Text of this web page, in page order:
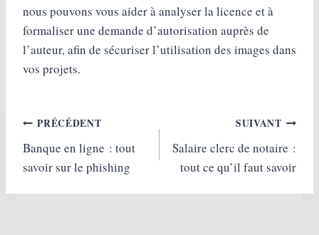
nous pouvons vous aider à analyser la licence et à
formaliser une demande d’autorisation auprès de
l’auteur, afin de sécuriser l’utilisation des images dans
vos projets.
Navigation
de
l’article
PRÉCÉDENT
Banque en ligne : tout
savoir sur le phishing
SUIVANT
Salaire clerc de notaire :
tout ce qu’il faut savoir